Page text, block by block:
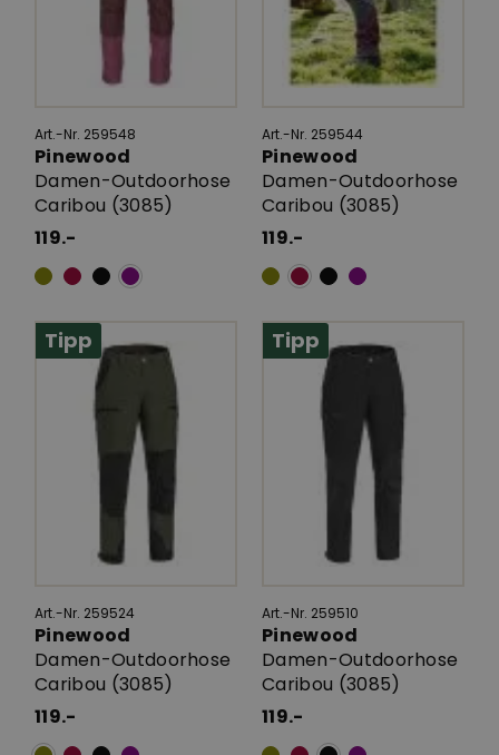
Art.-Nr. 259548
Pinewood
Damen-Outdoorhose
Caribou (3085)
119.-
Art.-Nr. 259544
Pinewood
Damen-Outdoorhose
Caribou (3085)
119.-
Tipp
Art.-Nr. 259524
Pinewood
Damen-Outdoorhose
Caribou (3085)
119.-
Tipp
Art.-Nr. 259510
Pinewood
Damen-Outdoorhose
Caribou (3085)
119.-